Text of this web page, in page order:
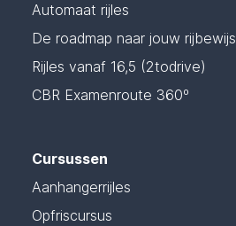
Automaat rijles
De roadmap naar jouw rijbewijs
Rijles vanaf 16,5 (2todrive)
CBR Examenroute 360º
Cursussen
Aanhangerrijles
Opfriscursus